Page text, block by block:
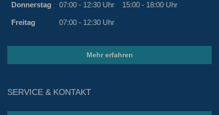
Donnerstag 07:00 - 12:30 Uhr 15:00 - 18:00 Uhr
Freitag 07:00 - 12:30 Uhr
Mehr erfahren
SERVICE & KONTAKT